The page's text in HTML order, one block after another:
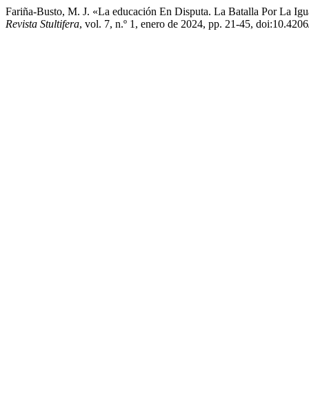
Fariña-Busto, M. J. «La educación En Disputa. La Batalla Por La
Revista Stultifera, vol. 7, n.º 1, enero de 2024, pp. 21-45,